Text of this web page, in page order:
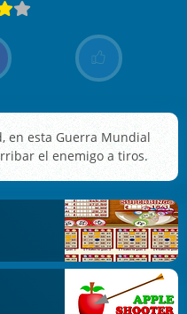
en esta Guerra Mundial
el enemigo a tiros.